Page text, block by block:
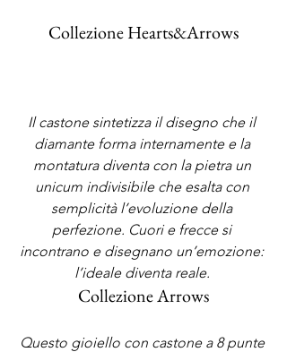
Collezione Hearts&Arrows
Il castone sintetizza il disegno che il
diamante forma internamente e la
montatura diventa con la pietra un
unicum indivisibile che esalta con
semplicità l’evoluzione della
perfezione. Cuori e frecce si
incontrano e disegnano un’emozione:
l’ideale diventa reale.
Collezione Arrows
Questo gioiello con castone a 8 punte